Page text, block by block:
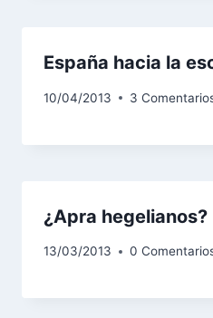
España hacia la
10/04/2013 3
¿Apra hegelianos?
13/03/2013 0